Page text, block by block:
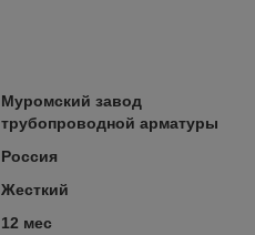
Муромский завод
трубопроводной арматуры
Россия
Жесткий
12 мес